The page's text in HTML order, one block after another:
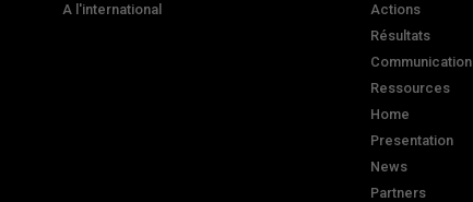
A l'international
Actions
Résultats
Communication
Ressources
Home
Presentation
News
Partners